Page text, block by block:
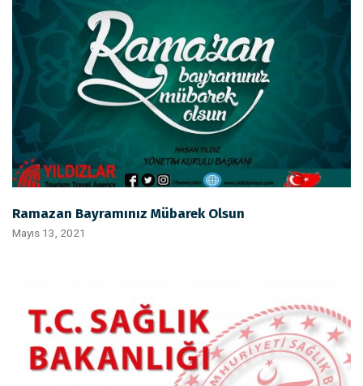
Ramazan Bayramınız Mübarek Olsun
Mayıs 13, 2021